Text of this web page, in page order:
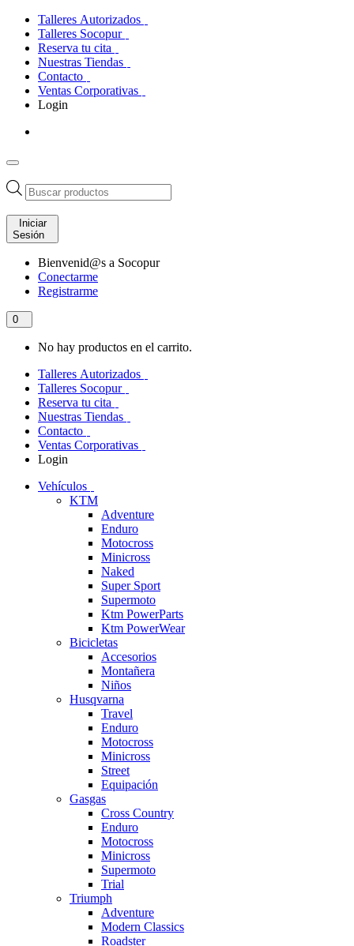
Talleres Autorizados
Talleres Socopur
Reserva tu cita
Nuestras Tiendas
Contacto
Ventas Corporativas
Login
Búsqueda
de
productos
Iniciar
Sesión
Bienvenid@s a Socopur
Conectarme
Registrarme
0
No hay productos en el carrito.
Talleres Autorizados
Talleres Socopur
Reserva tu cita
Nuestras Tiendas
Contacto
Ventas Corporativas
Login
Vehículos
KTM
Adventure
Enduro
Motocross
Minicross
Naked
Super Sport
Supermoto
Ktm PowerParts
Ktm PowerWear
Bicicletas
Accesorios
Montañera
Niños
Husqvarna
Travel
Enduro
Motocross
Minicross
Street
Equipación
Gasgas
Cross Country
Enduro
Motocross
Minicross
Supermoto
Trial
Triumph
Adventure
Modern Classics
Roadster